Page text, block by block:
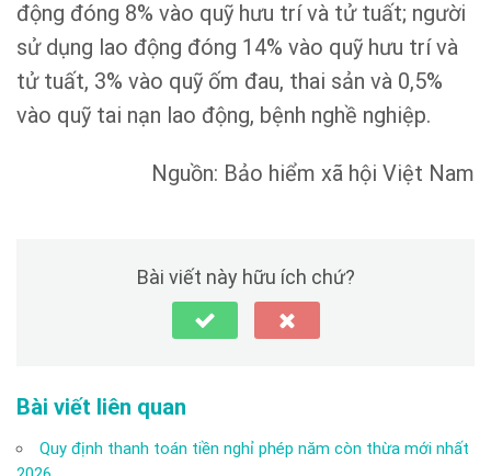
động đóng 8% vào quỹ hưu trí và tử tuất; người
sử dụng lao động đóng 14% vào quỹ hưu trí và
tử tuất, 3% vào quỹ ốm đau, thai sản và 0,5%
vào quỹ tai nạn lao động, bệnh nghề nghiệp.
Nguồn: Bảo hiểm xã hội Việt Nam
Bài viết này hữu ích chứ?
Bài viết liên quan
Quy định thanh toán tiền nghỉ phép năm còn thừa mới nhất